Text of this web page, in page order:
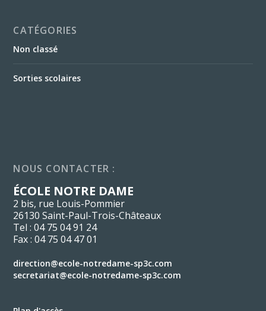
CATÉGORIES
Non classé
Sorties scolaires
NOUS CONTACTER :
ÉCOLE NOTRE DAME
2 bis, rue Louis-Pommier
26130 Saint-Paul-Trois-Châteaux
Tel : 04 75 04 91 24
Fax : 04 75 04 47 01
direction@ecole-notredame-sp3c.com
secretariat@ecole-notredame-sp3c.com